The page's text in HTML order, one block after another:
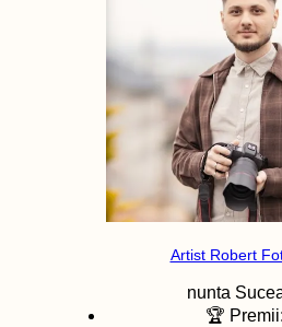
Artist Robert
nunta
🏆 Premii: